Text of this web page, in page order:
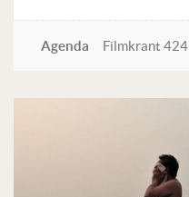
Agenda Filmkrant 424
Lees verder